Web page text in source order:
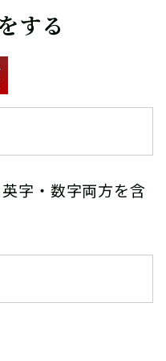
する
字・数字両方を含